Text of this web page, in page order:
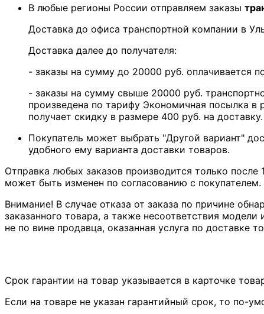
В любые регионы России отправляем заказы
Доставка до офиса транспортной компании в
Доставка далее до получателя:
- заказы на сумму до 20000 руб. оплачивается
- заказы на сумму свыше 20000 руб.
произведена по тарифу Экономичная посылка
получает скидку в размере 400 руб. на доставку.
Покупатель может выбрать "Другой вариант"
удобного ему варианта доставки товаров.
Отправка любых заказов производится только
может быть изменен по согласованию с покупателем.
Внимание! В случае отказа от заказа по причине
заказанного товара, а также несоответствия
не по вине продавца, оказанная услуга по доставке
Срок гарантии на товар указывается в карточке
Если на товаре не указан гарантийный срок, то по-